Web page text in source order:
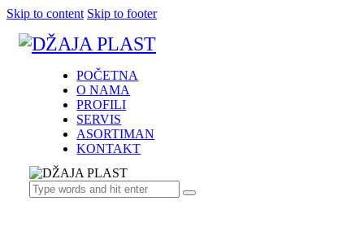
Skip to content Skip to footer
POČETNA
O NAMA
PROFILI
SERVIS
ASORTIMAN
KONTAKT